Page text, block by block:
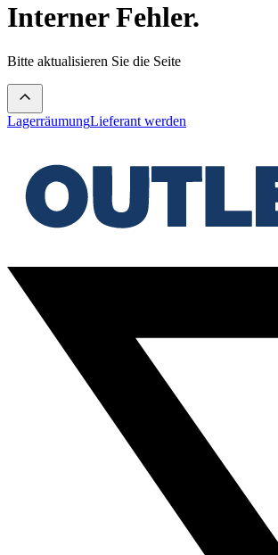
Interner Fehler.
Bitte aktualisieren Sie die Seite
LagerräumungLieferant werden